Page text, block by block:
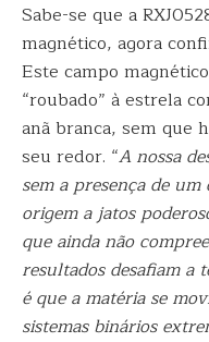
Sabe-se que a
magnético, agora
Este campo
“roubado” à estrela
anã branca, sem que
seu redor. “A nossa
sem a presença de
origem a jatos
que ainda não
resultados desafiam a
é que a matéria se
sistemas binários